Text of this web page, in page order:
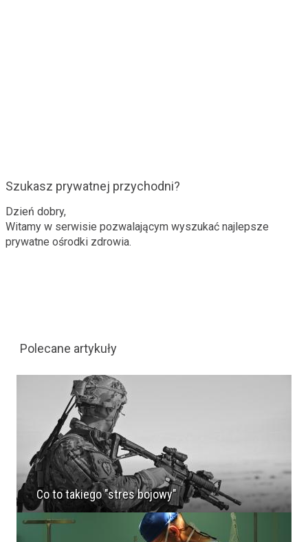
Szukasz prywatnej przychodni?
Dzień dobry,
Witamy w serwisie pozwalającym wyszukać najlepsze
prywatne ośrodki zdrowia.
Polecane artykuły
Co to takiego "stres bojowy"